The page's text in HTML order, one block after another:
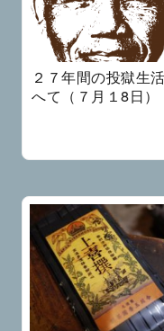
２７年間の投獄生
へて（７月１8日）